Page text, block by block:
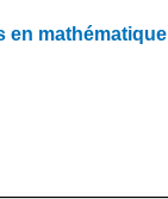
en mathématique